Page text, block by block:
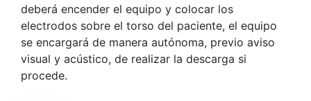
deberá encender el equipo y colocar los
electrodos sobre el torso del paciente, el equipo
se encargará de manera autónoma, previo aviso
visual y acústico, de realizar la descarga si
procede.